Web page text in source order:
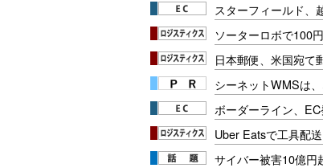
スターフィールド、
ソーターロボで100
日本郵便、米国宛て
シーネットWMSは
ボーダーライン、
Uber Eatsで工具配
サイバー被害10億円